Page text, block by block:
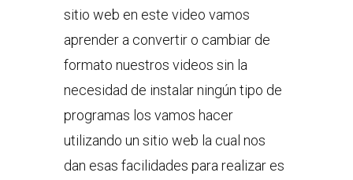
sitio web en este video vamos
aprender a convertir o cambiar de
formato nuestros videos sin la
necesidad de instalar ningún tipo de
programas los vamos hacer
utilizando un sitio web la cual nos
dan esas facilidades para realizar es